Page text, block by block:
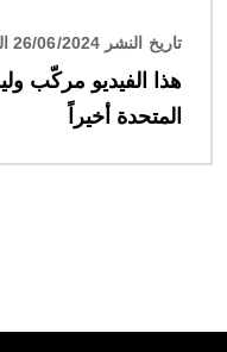
تاريخ النشر 26/06/2024 الساعة 13:28
هذا الفيديو مركّب
المتحدة أخيراً